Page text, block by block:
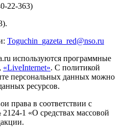
22-363)
Toguchin gazeta red@nso.ru
используются программные
, «LiveInternet». С политикой
персональных данных можно
ресурсов.
права в соответствии с
1 «О средствах массовой